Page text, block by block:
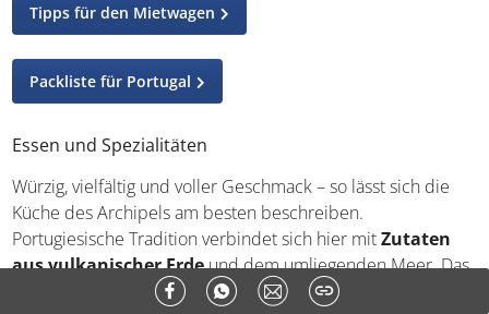
Tipps für den Mietwagen
Packliste für Portugal
Essen und Spezialitäten
Würzig, vielfältig und voller Geschmack – so lässt sich die
Küche des Archipels am besten beschreiben.
Portugiesische Tradition verbindet sich hier mitZutaten
aus vulkanischer Erdeund dem umliegenden Meer. Das
bereits erwähnte „Cozido das Furnas“ zählt zu den